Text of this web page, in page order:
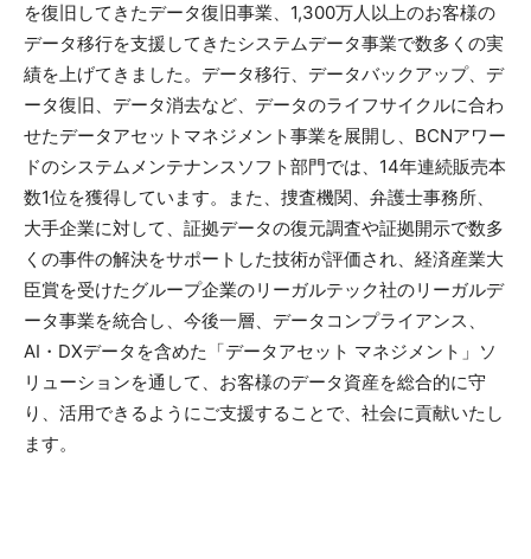
を復旧してきたデータ復旧事業、1,300万人以上のお客様の
データ移行を支援してきたシステムデータ事業で数多くの実
績を上げてきました。データ移行、データバックアップ、デ
ータ復旧、データ消去など、データのライフサイクルに合わ
せたデータアセットマネジメント事業を展開し、BCNアワー
ドのシステムメンテナンスソフト部門では、14年連続販売本
数1位を獲得しています。また、捜査機関、弁護士事務所、
大手企業に対して、証拠データの復元調査や証拠開示で数多
くの事件の解決をサポートした技術が評価され、経済産業大
臣賞を受けたグループ企業のリーガルテック社のリーガルデ
ータ事業を統合し、今後一層、データコンプライアンス、
AI・DXデータを含めた「データアセット マネジメント」ソ
リューションを通して、お客様のデータ資産を総合的に守
り、活用できるようにご支援することで、社会に貢献いたし
ます。